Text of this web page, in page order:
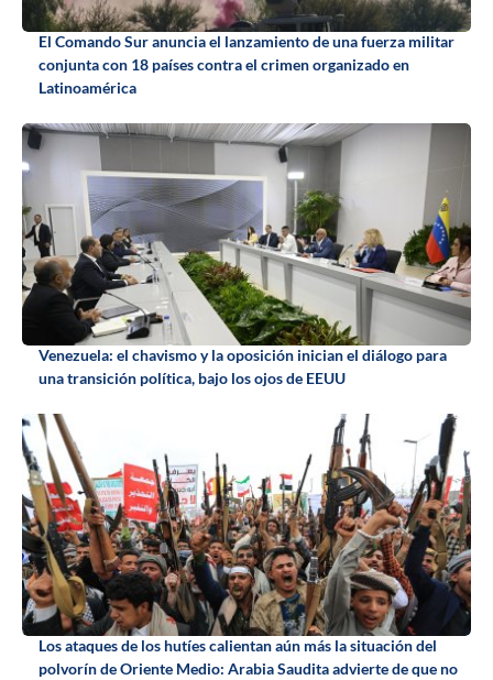
El Comando Sur anuncia el lanzamiento de una fuerza militar
conjunta con 18 países contra el crimen organizado en
Latinoamérica
Venezuela: el chavismo y la oposición inician el diálogo para
una transición política, bajo los ojos de EEUU
Los ataques de los hutíes calientan aún más la situación del
polvorín de Oriente Medio: Arabia Saudita advierte de que no